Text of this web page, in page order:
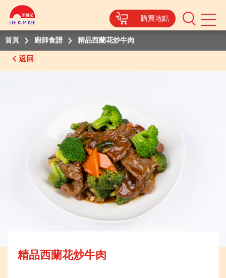
購買地點
Mobile
Menu
首頁
廚師食譜 精品西蘭花炒牛肉
返回
精品西蘭花炒牛肉